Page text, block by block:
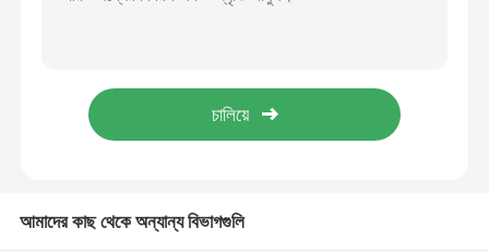
অতি পাতলা লিপো ব্যাটারি
আমাদের কাছ থেকে অন্যান্য বিভাগগুলি